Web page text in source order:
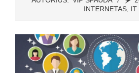
INTERNETAS, IT